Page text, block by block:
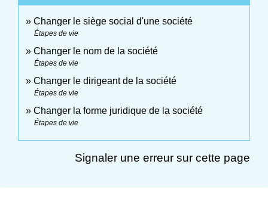
Changer le siège social d'une société
Étapes de vie
Changer le nom de la société
Étapes de vie
Changer le dirigeant de la société
Étapes de vie
Changer la forme juridique de la société
Étapes de vie
Signaler une erreur sur cette page